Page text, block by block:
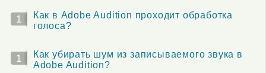
1
Как в Adobe Audition проходит обработка
голоса?
1
Как убирать шум из записываемого звука в
Adobe Audition?